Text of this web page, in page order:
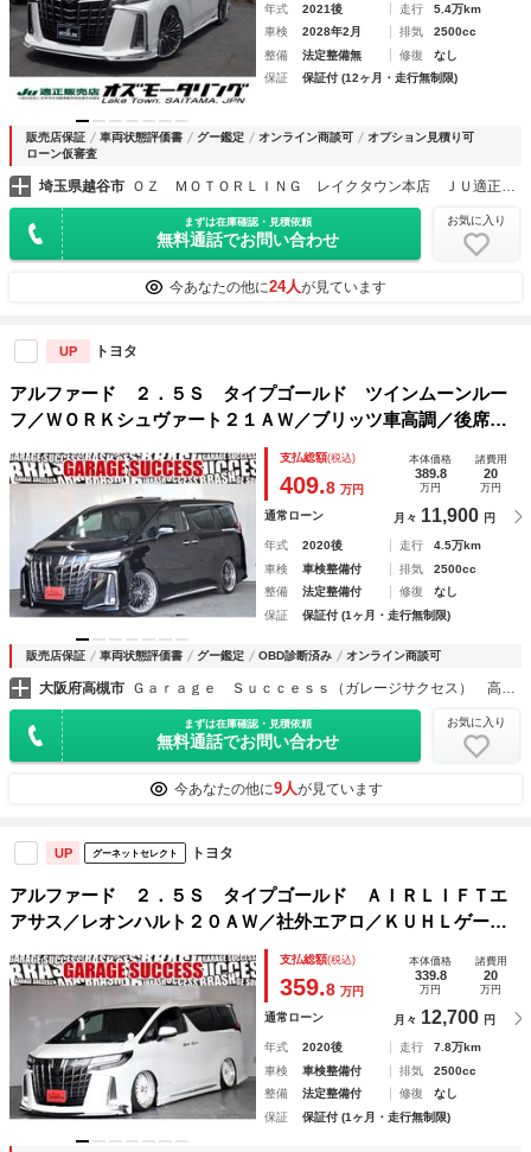
年式 2021後 走行
5.4万km
車検
2028年2月 排気
2500cc
整備
法定整備無 修復
なし
保証
保証付 (12ヶ月・走行無制限)
販売店保証 車両状態評価書 グー鑑定 オンライン商談可
オプション見積り可
ローン仮審査
埼玉県越谷市 ＯＺ ＭＯＴＯＲＬＩＮＧ レイクタウン本店 ＪＵ適正販売店
まずは在庫確認・見積依頼
無料通話でお問い合わせ
お気に入り
今あなたの他に24人が見ています
UP トヨタ
アルファード ２．５Ｓ タイプゴールド ツインムーンルー
フ／ＷＯＲＫシュヴァート２１ＡＷ／ブリッツ車高調／後席モ
ニター／両側パワスラ／パワーバックドア／レーダークルーズ
／地デジ／Ｂｌｕｅｔｏｏｔｈ／バックカメラ／ＥＴＣ
支払総額(税込)
409.8 万円
本体価格
389.8
万円
諸費用
20
万円
通常ローン 月々 11,900 円
年式 2020後 走行
4.5万km
車検
車検整備付 排気
2500cc
整備
法定整備付 修復
なし
保証
保証付 (1ヶ月・走行無制限)
販売店保証 車両状態評価書 グー鑑定 OBD診断済み オンライン商談可
大阪府高槻市
まずは在庫確認・見積依頼
無料通話でお問い合わせ
お気に入り
今あなたの他に9人が見ています
UP グーネットセレクト トヨタ
アルファード ２．５Ｓ タイプゴールド ＡＩＲＬＩＦＴエ
アサス／レオンハルト２０ＡＷ／社外エアロ／ＫＵＨＬゲート
スポイラー両側電動スライドドア／電動リアゲート／レーダー
クルーズ／Ｂｌｕｅｔｏｏｔｈ／バックカメラ／ＥＴＣ／プッ
支払総額(税込)
359.8 万円
本体価格
339.8
万円
諸費用
20
万円
通常ローン 月々 12,700 円
年式 2020後 走行
7.8万km
車検
車検整備付 排気
2500cc
整備
法定整備付 修復
なし
保証
保証付 (1ヶ月・走行無制限)